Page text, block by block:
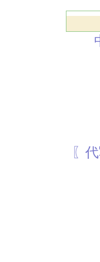
〖